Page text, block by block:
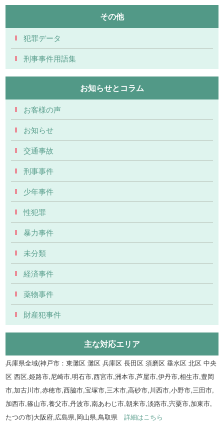
その他
犯罪データ
刑事事件用語集
お知らせとコラム
お客様の声
お知らせ
交通事故
刑事事件
少年事件
性犯罪
暴力事件
未分類
経済事件
薬物事件
財産犯事件
主な対応エリア
兵庫県全域(神戸市：東灘区 灘区 兵庫区 長田区 須磨区 垂水区 北区 中央
区 西区,姫路市,尼崎市,明石市,西宮市,洲本市,芦屋市,伊丹市,相生市,豊岡
市,加古川市,赤穂市,西脇市,宝塚市,三木市,高砂市,川西市,小野市,三田市,
加西市,篠山市,養父市,丹波市,南あわじ市,朝来市,淡路市,宍粟市,加東市,
たつの市)大阪府,広島県,岡山県,鳥取県詳細はこちら